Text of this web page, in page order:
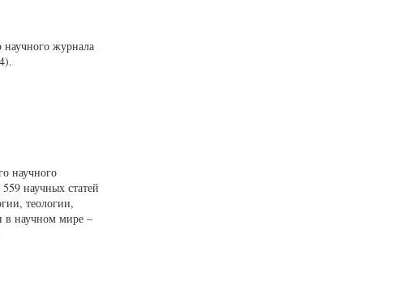
научного журнала
научного
научных статей
теологии,
в научном мире –